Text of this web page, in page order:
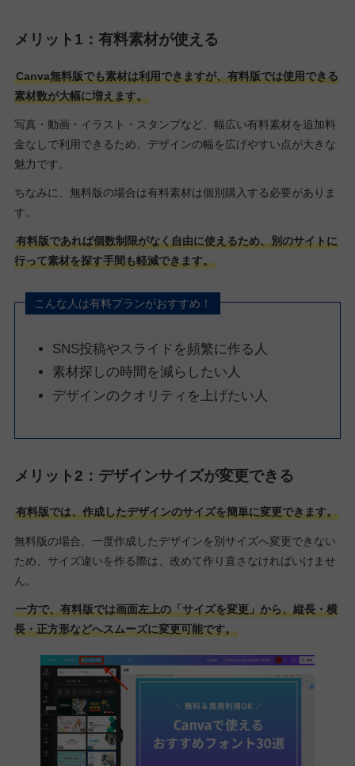
メリット1：有料素材が使える
Canva無料版でも素材は利用できますが、有料版では使用できる
素材数が大幅に増えます。
写真・動画・イラスト・スタンプなど、幅広い有料素材を追加料
金なしで利用できるため、デザインの幅を広げやすい点が大きな
魅力です。
ちなみに、無料版の場合は有料素材は個別購入する必要がありま
す。
有料版であれば個数制限がなく自由に使えるため、別のサイトに
行って素材を探す手間も軽減できます。
こんな人は有料プランがおすすめ！
SNS投稿やスライドを頻繁に作る人
素材探しの時間を減らしたい人
デザインのクオリティを上げたい人
メリット2：デザインサイズが変更できる
有料版では、作成したデザインのサイズを簡単に変更できます。
無料版の場合、一度作成したデザインを別サイズへ変更できない
ため、サイズ違いを作る際は、改めて作り直さなければいけませ
ん。
一方で、有料版では画面左上の「サイズを変更」から、縦長・横
長・正方形などへスムーズに変更可能です。